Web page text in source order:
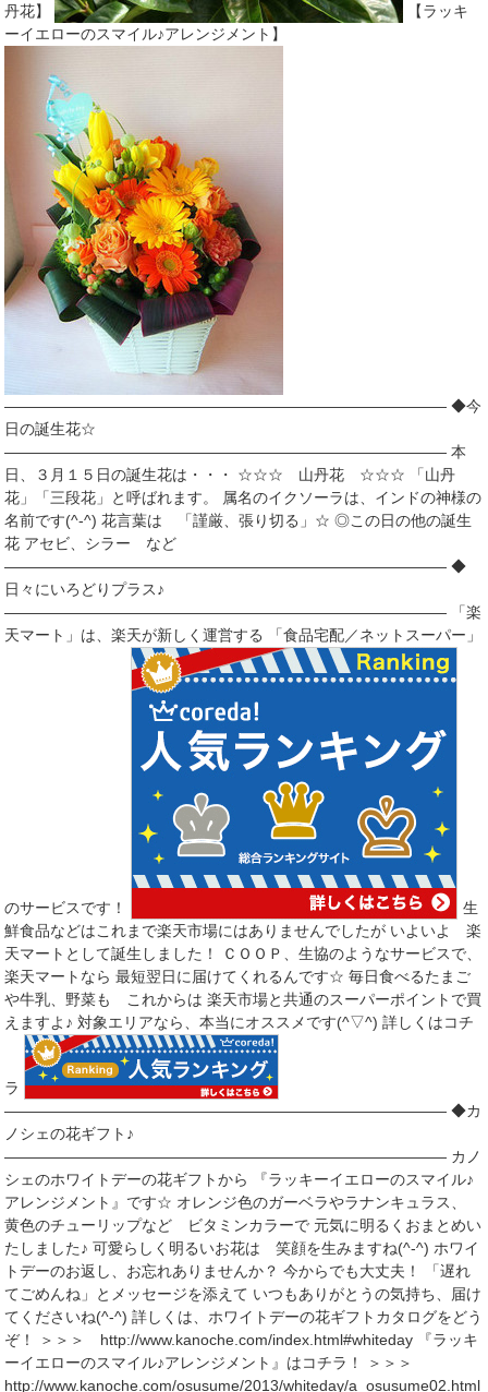
丹花】
【ラッキ
ーイエローのスマイル♪アレンジメント】
――――――――――――――――――――――――――――― ◆今
日の誕生花☆
――――――――――――――――――――――――――――― 本
日、３月１５日の誕生花は・・・ ☆☆☆ 山丹花 ☆☆☆ 「山丹
花」「三段花」と呼ばれます。 属名のイクソーラは、インドの神様の
名前です(^-^) 花言葉は 「謹厳、張り切る」☆ ◎この日の他の誕生
花 アセビ、シラー など
――――――――――――――――――――――――――――― ◆
日々にいろどりプラス♪
――――――――――――――――――――――――――――― 「楽
天マート」は、楽天が新しく運営する 「食品宅配／ネットスーパー」
のサービスです！
生
鮮食品などはこれまで楽天市場にはありませんでしたが いよいよ 楽
天マートとして誕生しました！ ＣＯＯＰ、生協のようなサービスで、
楽天マートなら 最短翌日に届けてくれるんです☆ 毎日食べるたまご
や牛乳、野菜も これからは 楽天市場と共通のスーパーポイントで買
えますよ♪ 対象エリアなら、本当にオススメです(^▽^) 詳しくはコチ
ラ
――――――――――――――――――――――――――――― ◆カ
ノシェの花ギフト♪
――――――――――――――――――――――――――――― カノ
シェのホワイトデーの花ギフトから 『ラッキーイエローのスマイル♪
アレンジメント』です☆ オレンジ色のガーベラやラナンキュラス、
黄色のチューリップなど ビタミンカラーで 元気に明るくおまとめい
たしました♪ 可愛らしく明るいお花は 笑顔を生みますね(^-^) ホワイ
トデーのお返し、お忘れありませんか？ 今からでも大丈夫！ 「遅れ
てごめんね」とメッセージを添えて いつもありがとうの気持ち、届け
てくださいね(^-^) 詳しくは、ホワイトデーの花ギフトカタログをどう
ぞ！ ＞＞＞ http://www.kanoche.com/index.html#whiteday 『ラッキ
ーイエローのスマイル♪アレンジメント』はコチラ！ ＞＞＞
http://www.kanoche.com/osusume/2013/whiteday/a_osusume02.html